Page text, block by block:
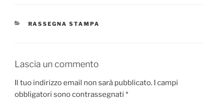
CATEGORIE
RASSEGNA STAMPA
Lascia un commento
Il tuo indirizzo email non sarà pubblicato. I campi
obbligatori sono contrassegnati *